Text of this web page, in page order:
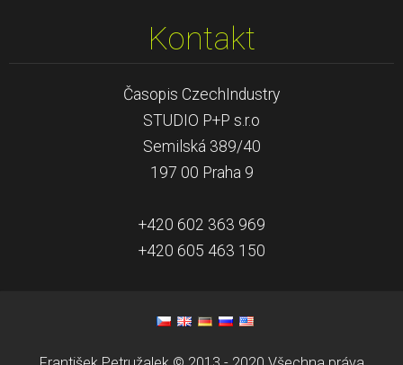
Kontakt
Časopis CzechIndustry
STUDIO P+P s.r.o
Semilská 389/40
197 00 Praha 9
+420 602 363 969
+420 605 463 150